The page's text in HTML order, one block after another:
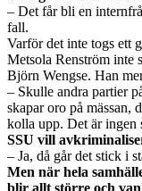
– Det får bli en
fall.
Varför det inte togs ett
Metsola Renström inte
Björn Wengse. Han
– Skulle andra partier
skapar oro på mässan,
kolla upp. Det är ingen
SSU vill
– Ja, då går det stick i
Men när hela
blir allt större och